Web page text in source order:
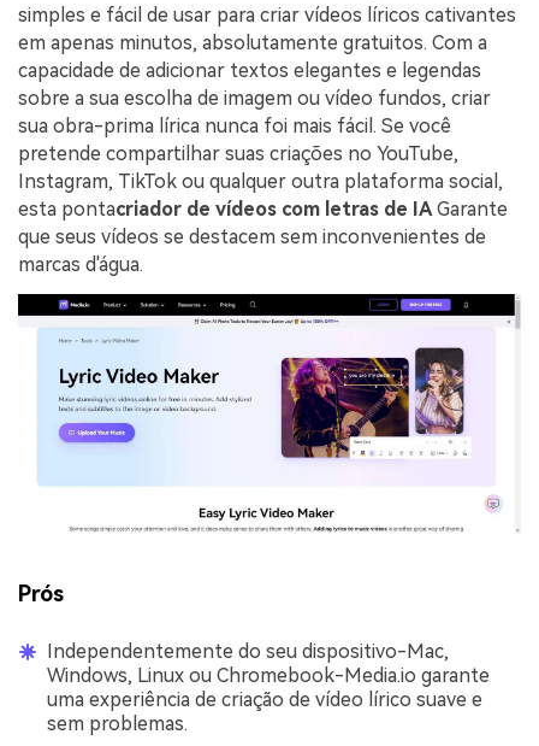
simples e fácil de usar para criar vídeos líricos cativantes
em apenas minutos, absolutamente gratuitos. Com a
capacidade de adicionar textos elegantes e legendas
sobre a sua escolha de imagem ou vídeo fundos, criar
sua obra-prima lírica nunca foi mais fácil. Se você
pretende compartilhar suas criações no YouTube,
Instagram, TikTok ou qualquer outra plataforma social,
esta pontacriador de vídeos com letras de IAGarante
que seus vídeos se destacem sem inconvenientes de
marcas d'água.
Prós
Independentemente do seu dispositivo-Mac,
Windows, Linux ou Chromebook-Media.io garante
uma experiência de criação de vídeo lírico suave e
sem problemas.